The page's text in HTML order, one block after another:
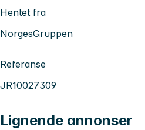
Hentet fra
NorgesGruppen
Referanse
JR10027309
Lignende annonser